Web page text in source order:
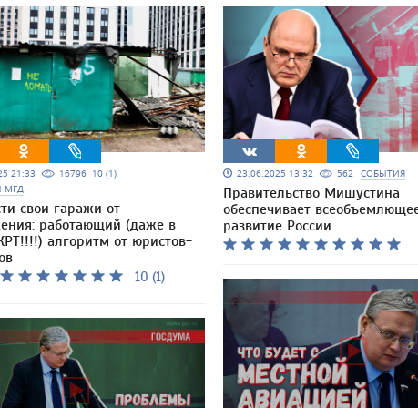
21:33 16796 10 (1)
МГД
свои гаражи от
работающий (даже в
алгоритм от юристов-
10 (1)
23.06.2025 13:32 562 СОБЫТИЯ
Правительство Мишустина
обеспечивает
развитие России